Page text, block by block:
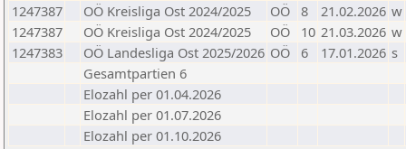
1247387
OÖ Kreisliga Ost 2024/2025 OÖ 8 21.02.2026 w
1247387
OÖ Kreisliga Ost 2024/2025 OÖ 10 21.03.2026 w
1247383
OÖ Landesliga Ost 2025/2026 OÖ 6 17.01.2026 s
Gesamtpartien 6
Elozahl per 01.04.2026
Elozahl per 01.07.2026
Elozahl per 01.10.2026